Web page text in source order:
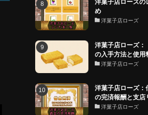
洋菓子店ローズの
め
洋菓子店ローズ
洋菓子店ローズ：
の入手方法と使用
洋菓子店ローズ
洋菓子店ローズ：
の完済報酬と支店
洋菓子店ローズ